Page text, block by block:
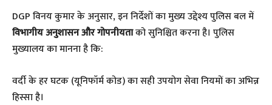
DGP विनय कुमार के अनुसार, इन निर्देशों का मुख्य उद्देश्य पुलिस बल में
विभागीय अनुशासन और गोपनीयताको सुनिश्चित करना है। पुलिस
मुख्यालय का मानना है कि:
​वर्दी के हर घटक (यूनिफॉर्म कोड) का सही उपयोग सेवा नियमों का अभिन्न
हिस्सा है।